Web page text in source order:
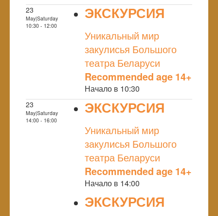
23
May|Saturday
10:30 - 12:00
ЭКСКУРСИЯ
Уникальный мир
закулисья Большого
театра Беларуси
Recommended age 14+
Начало в 10:30
23
May|Saturday
14:00 - 16:00
ЭКСКУРСИЯ
Уникальный мир
закулисья Большого
театра Беларуси
Recommended age 14+
Начало в 14:00
ЭКСКУРСИЯ